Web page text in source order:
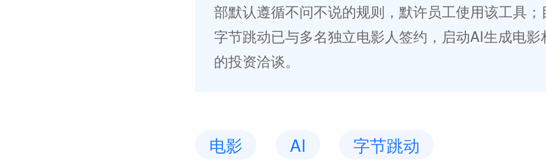
部默认遵循不问不说的规则，默许员工使用该工具；
字节跳动已与多名独立电影人签约，启动AI生成电影
的投资洽谈。
电影 AI 字节跳动